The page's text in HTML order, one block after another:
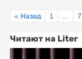
« Назад 1 7
Читают на Liter